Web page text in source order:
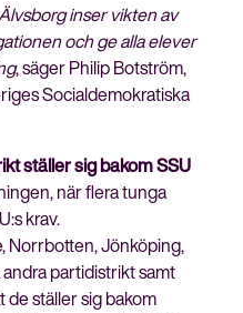
inser vikten av
och ge alla elever
, säger Philip Botström,
Socialdemokratiska
ställer sig bakom SSU
när flera tunga
krav.
Norrbotten, Jönköping,
partidistrikt samt
ställer sig bakom